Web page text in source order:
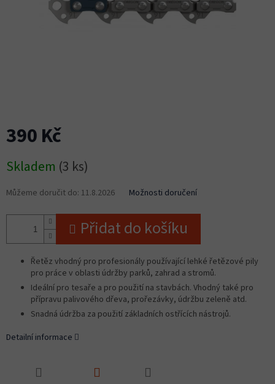
390 Kč
cena:
Skladem (3 ks)
Můžeme doručit do: 11.8.2026 Možnosti doručení
Přidat do košíku
Řetěz vhodný pro profesionály používající lehké řetězové pily
pro práce v oblasti údržby parků, zahrad a stromů.
Ideální pro tesaře a pro použití na stavbách. Vhodný také pro
přípravu palivového dřeva, prořezávky, údržbu zeleně atd.
Snadná údržba za použití základních ostřících nástrojů.
Detailní informace